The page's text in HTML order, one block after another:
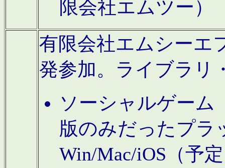
限会社エムツー）
有限会社エムシーエ
発参加。ライブラリ
ソーシャルゲーム
版のみだったプラ
Win/Mac/iOS（予